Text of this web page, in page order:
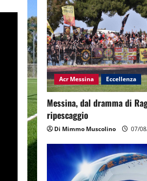
Acr Messina Eccellenza
Messina, dal dramma di
ripescaggio
Di Mimmo Muscolino 07/